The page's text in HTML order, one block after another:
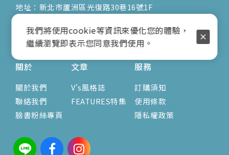
地址：新北市蘆洲區光復路30巷16號1F
營業時間：9:00am-17:00pm
( 公休日詳見臉書粉專置頂文 )
關於
關於我們
聯絡我們
臉書粉絲專頁
文章
V's風格誌
FEATURES特集
服務
訂購須知
使用條款
隱私權政策
我們將使用cookie等資訊來優化您的體驗，
繼續瀏覽即表示您同意我們使用。